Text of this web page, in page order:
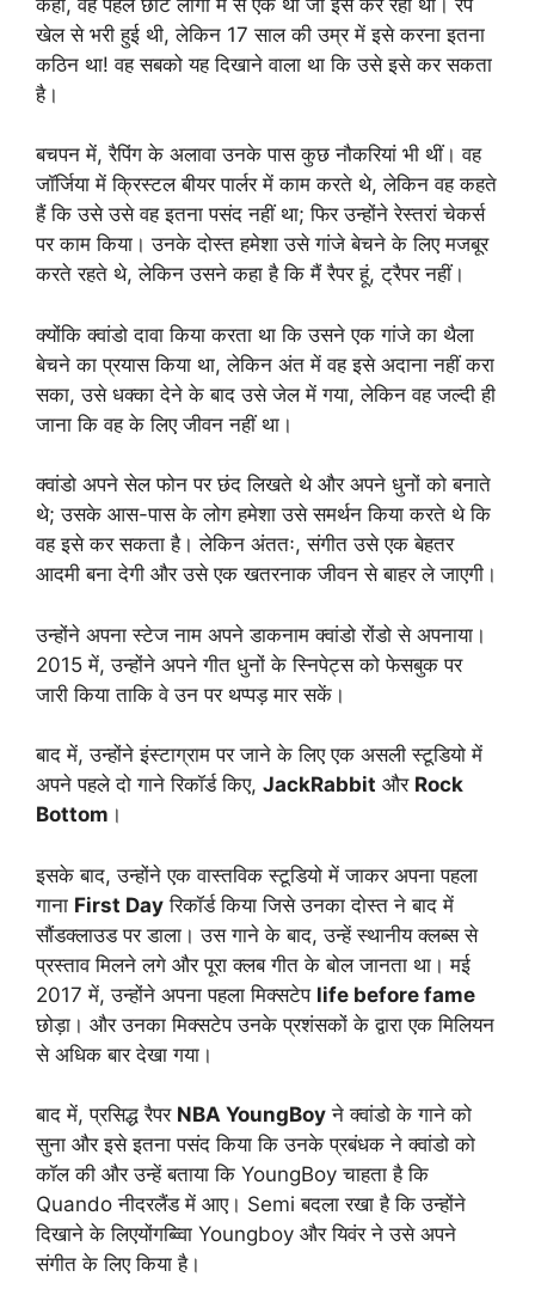
खेल से भरी हुई थी, लेकिन 17 साल की उम्र में इसे करना इतना
कठिन था! वह सबको यह दिखाने वाला था कि उसे इसे कर सकता
है।
बचपन में, रैपिंग के अलावा उनके पास कुछ नौकरियां भी थीं। वह
जॉर्जिया में क्रिस्टल बीयर पार्लर में काम करते थे, लेकिन वह कहते
हैं कि उसे उसे वह इतना पसंद नहीं था; फिर उन्होंने रेस्तरां चेकर्स
पर काम किया। उनके दोस्त हमेशा उसे गांजे बेचने के लिए मजबूर
करते रहते थे, लेकिन उसने कहा है कि मैं रैपर हूं, ट्रैपर नहीं।
क्योंकि क्वांडो दावा किया करता था कि उसने एक गांजे का थैला
बेचने का प्रयास किया था, लेकिन अंत में वह इसे अदाना नहीं करा
सका, उसे धक्का देने के बाद उसे जेल में गया, लेकिन वह जल्दी ही
जाना कि वह के लिए जीवन नहीं था।
क्वांडो अपने सेल फोन पर छंद लिखते थे और अपने धुनों को बनाते
थे; उसके आस-पास के लोग हमेशा उसे समर्थन किया करते थे कि
वह इसे कर सकता है। लेकिन अंततः, संगीत उसे एक बेहतर
आदमी बना देगी और उसे एक खतरनाक जीवन से बाहर ले जाएगी।
उन्होंने अपना स्टेज नाम अपने डाकनाम क्वांडो रोंडो से अपनाया।
2015 में, उन्होंने अपने गीत धुनों के स्निपेट्स को फेसबुक पर
जारी किया ताकि वे उन पर थप्पड़ मार सकें।
बाद में, उन्होंने इंस्टाग्राम पर जाने के लिए एक असली स्टूडियो में
अपने पहले दो गाने रिकॉर्ड किए, JackRabbit और Rock
Bottom ।
इसके बाद, उन्होंने एक वास्तविक स्टूडियो में जाकर अपना पहला
गाना First Day रिकॉर्ड किया जिसे उनका दोस्त ने बाद में
सौंडक्लाउड पर डाला। उस गाने के बाद, उन्हें स्थानीय क्लब्स से
प्रस्ताव मिलने लगे और पूरा क्लब गीत के बोल जानता था। मई
2017 में, उन्होंने अपना पहला मिक्सटेप life before fame
छोड़ा। और उनका मिक्सटेप उनके प्रशंसकों के द्वारा एक मिलियन
से अधिक बार देखा गया।
बाद में, प्रसिद्ध रैपर NBA YoungBoy ने क्वांडो के गाने को
सुना और इसे इतना पसंद किया कि उनके प्रबंधक ने क्वांडो को
कॉल की और उन्हें बताया कि YoungBoy चाहता है कि
Quando नीदरलैंड में आए। Semi बदला रखा है कि उन्होंने
दिखाने के लिएयोंगब्व्वाि Youngboy और यिवंर ने उसे अपने
संगीत के लिए किया है।